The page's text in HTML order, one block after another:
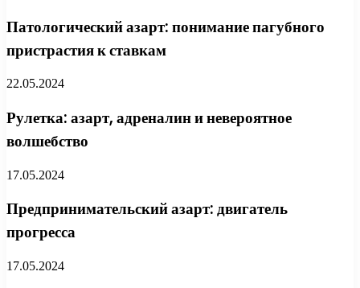
Патологический азарт: понимание пагубного
пристрастия к ставкам
22.05.2024
Рулетка: азарт, адреналин и невероятное
волшебство
17.05.2024
Предпринимательский азарт: двигатель
прогресса
17.05.2024